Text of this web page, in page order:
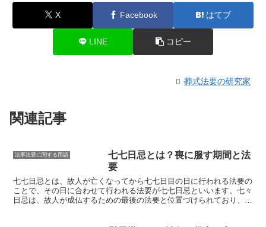
X Facebook はてブ
LINE コピー
葬式法要の研究家
関連記事
法事法要に関する用語
七七日忌とは？喪に服す期間と法
要
七七日忌とは、故人が亡くなってから七七日目の日に行われる法要の
ことで、その日に合わせて行われる法要が七七日忌 といいます。七々
日忌は、故人が成仏するための最後の法要と位置づけられており、故